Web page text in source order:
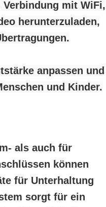
mit WiFi,
herunterzuladen,
anpassen und
und Kinder.
als auch für
können
für Unterhaltung
sorgt für ein